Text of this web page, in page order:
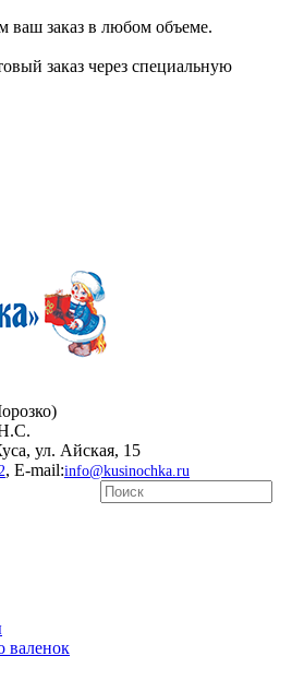
заказ в любом объеме.
заказ через специальную
ул. Айская, 15
, E-mail:info@kusinochka.ru
валенок